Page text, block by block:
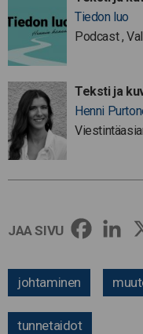
Tiedon luo
Podcast ,
Teksti ja
Henni
JAA SIVU
johtaminen
tunnetaidot